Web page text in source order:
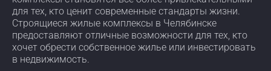
для тех, кто ценит современные стандарты жизни.
Строящиеся жилые комплексы в Челябинске
предоставляют отличные возможности для тех, кто
хочет обрести собственное жилье или инвестировать
в недвижимость.